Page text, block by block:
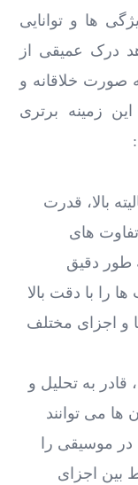
‌ها و توانایی‌
درک عمیقی از
صورت خلاقانه و
زمینه برتری
بالا، قدرت
‌های
طور دقیق
را با دقت بالا
و اجزای مختلف
به تحلیل و
می ‌توانند
در موسیقی را
بین اجزای